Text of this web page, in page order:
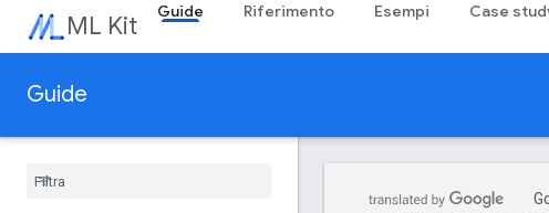
ML Kit Guide Riferimento Esempi Case
Guide